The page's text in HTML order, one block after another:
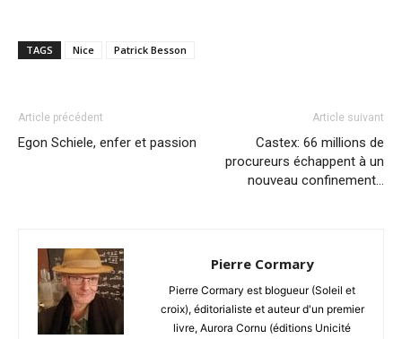
TAGS Nice Patrick Besson
Article précédent
Egon Schiele, enfer et passion
Article suivant
Castex: 66 millions de
procureurs échappent à un
nouveau confinement…
Pierre Cormary
Pierre Cormary est blogueur (Soleil et
croix), éditorialiste et auteur d'un premier
livre, Aurora Cornu (éditions Unicité